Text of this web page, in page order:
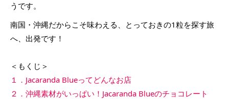
うです。
南国・沖縄だからこそ味わえる、とっておきの1粒を探す旅
へ、出発です！
＜もくじ＞
１．Jacaranda Blueってどんなお店
２．沖縄素材がいっぱい！Jacaranda Blueのチョコレート